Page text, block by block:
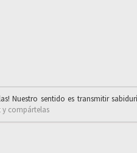
Nuestro sentido es transmitir
y compártelas